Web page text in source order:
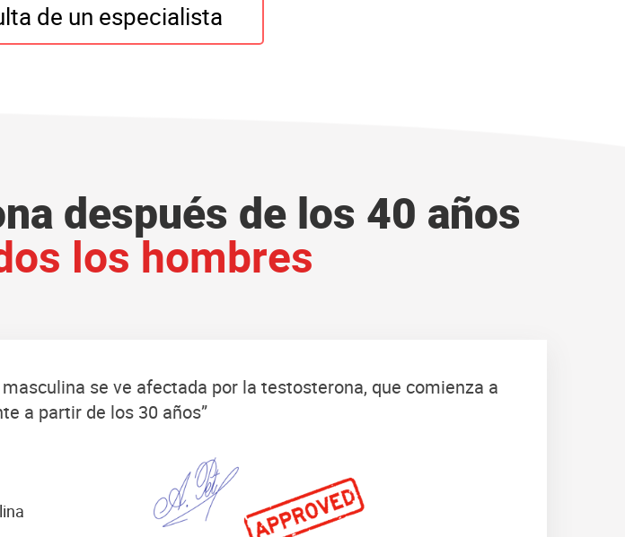
de un especialista
después de los 40 años
los hombres
se ve afectada por la testosterona, que comienza a
a partir de los 30 años”